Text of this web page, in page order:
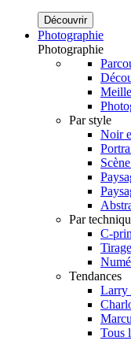
Découvrir
Photographie
Photographie
Par style
Noir
Par
C-
Tendances
Larry
Tous